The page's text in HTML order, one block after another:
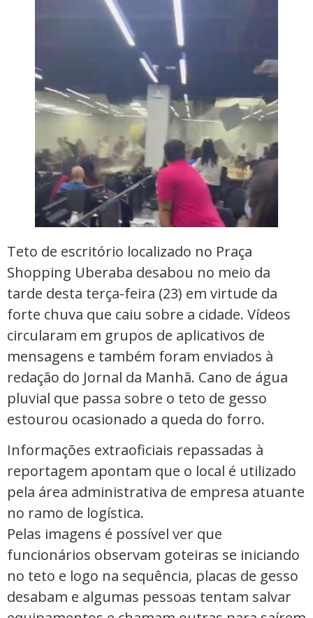
Teto de escritório localizado no Praça
Shopping Uberaba desabou no meio da
tarde desta terça-feira (23) em virtude da
forte chuva que caiu sobre a cidade. Vídeos
circularam em grupos de aplicativos de
mensagens e também foram enviados à
redação do Jornal da Manhã. Cano de água
pluvial que passa sobre o teto de gesso
estourou ocasionado a queda do forro.
Informações extraoficiais repassadas à
reportagem apontam que o local é utilizado
pela área administrativa de empresa atuante
no ramo de logística.
Pelas imagens é possível ver que
funcionários observam goteiras se iniciando
no teto e logo na sequência, placas de gesso
desabam e algumas pessoas tentam salvar